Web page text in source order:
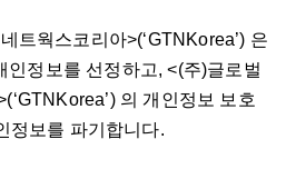
웍스코리아>(‘GTNKorea’) 은
인정보를 선정하고, <(주)글로벌
의 개인정보 보호
정보를 파기합니다.